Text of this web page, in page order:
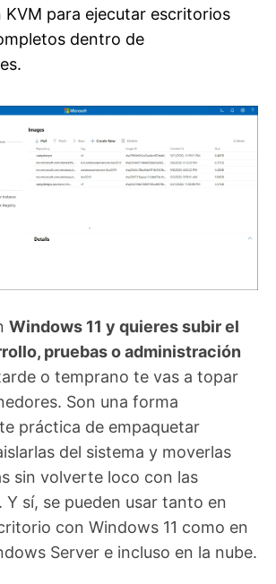
KVM para ejecutar escritorios
dentro de
Windows 11 y quieres subir el
pruebas o administración
o temprano te vas a topar
Son una forma
práctica de empaquetar
del sistema y moverlas
sin volverte loco con las
Y sí, se pueden usar tanto en
con Windows 11 como en
Server e incluso en la nube.